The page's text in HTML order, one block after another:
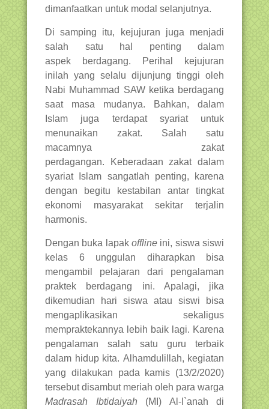
dimanfaatkan untuk modal selanjutnya.
Di samping itu, kejujuran juga menjadi
salah satu hal penting dalam
aspek berdagang. Perihal kejujuran
inilah yang selalu dijunjung tinggi oleh
Nabi Muhammad SAW ketika berdagang
saat masa mudanya. Bahkan, dalam
Islam juga terdapat syariat untuk
menunaikan zakat. Salah satu
macamnya zakat
perdagangan. Keberadaan zakat dalam
syariat Islam sangatlah penting, karena
dengan begitu kestabilan antar tingkat
ekonomi masyarakat sekitar terjalin
harmonis.
Dengan buka lapak offline ini, siswa siswi
kelas 6 unggulan diharapkan bisa
mengambil pelajaran dari pengalaman
praktek berdagang ini. Apalagi, jika
dikemudian hari siswa atau siswi bisa
mengaplikasikan sekaligus
mempraktekannya lebih baik lagi. Karena
pengalaman salah satu guru terbaik
dalam hidup kita. Alhamdulillah, kegiatan
yang dilakukan pada kamis (13/2/2020)
tersebut disambut meriah oleh para warga
Madrasah Ibtidaiyah (MI) Al-I`anah di